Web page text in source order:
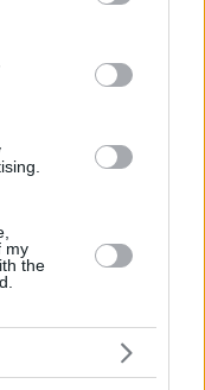
third-party tags to
in below Google
my
theκενό στον νόμο
το
εκατοντάδες